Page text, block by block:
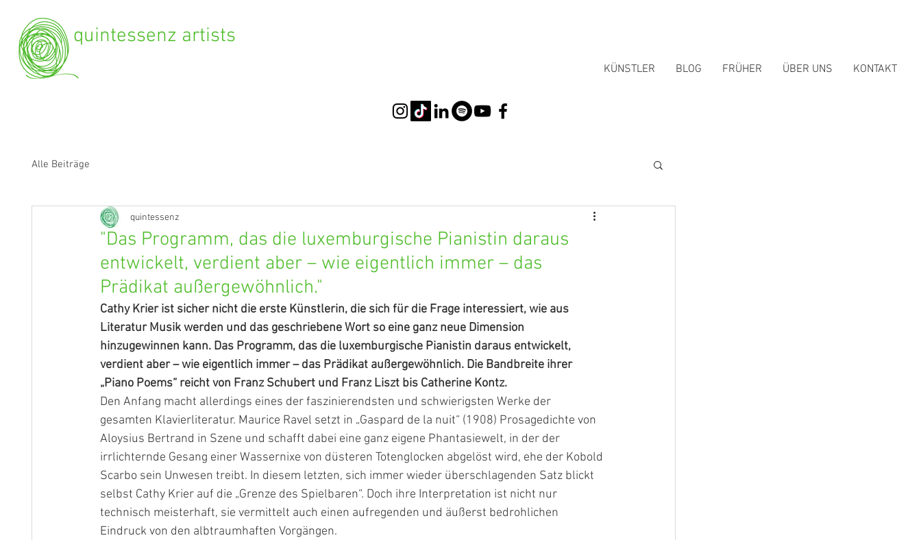
quintessenz artists
KÜNSTLER BLOG FRÜHER ÜBER UNS KONTAKT
Alle Beiträge
"Das Programm, das die luxemburgische Pianistin daraus
entwickelt, verdient aber – wie eigentlich immer – das
Prädikat außergewöhnlich."
quintessenz
Cathy Krier ist sicher nicht die erste Künstlerin, die sich für die Frage interessiert, wie aus
Literatur Musik werden und das geschriebene Wort so eine ganz neue Dimension
hinzugewinnen kann. Das Programm, das die luxemburgische Pianistin daraus entwickelt,
verdient aber – wie eigentlich immer – das Prädikat außergewöhnlich. Die Bandbreite ihrer
„Piano Poems“ reicht von Franz Schubert und Franz Liszt bis Catherine Kontz.
Den Anfang macht allerdings eines der faszinierendsten und schwierigsten Werke der
gesamten Klavierliteratur. Maurice Ravel setzt in „Gaspard de la nuit“ (1908) Prosagedichte von
Aloysius Bertrand in Szene und schafft dabei eine ganz eigene Phantasiewelt, in der der
irrlichternde Gesang einer Wassernixe von düsteren Totenglocken abgelöst wird, ehe der Kobold
Scarbo sein Unwesen treibt. In diesem letzten, sich immer wieder überschlagenden Satz blickt
selbst Cathy Krier auf die „Grenze des Spielbaren“. Doch ihre Interpretation ist nicht nur
technisch meisterhaft, sie vermittelt auch einen aufregenden und äußerst bedrohlichen
Eindruck von den albtraumhaften Vorgängen.